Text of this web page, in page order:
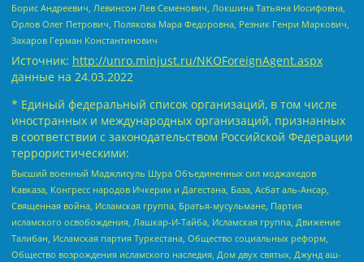
Борис Андреевич, Левинсон Лев Семенович, Локшина Татьяна Иосифовна,
Орлов Олег Петрович, Полякова Мара Федоровна, Резник Генри Маркович,
Захаров Герман Константинович
Источник: http://unro.minjust.ru/NKOForeignAgent.aspx
данные на 24.03.2022
* Единый федеральный список организаций, в том числе
иностранных и международных организаций, признанных
в соответствии с законодательством Российской Федерации
террористическими:
Высший военный Маджлисуль Шура Объединенных сил моджахедов
Кавказа, Конгресс народов Ичкерии и Дагестана, База, Асбат аль-Ансар,
Священная война, Исламская группа, Братья-мусульмане, Партия
исламского освобождения, Лашкар-И-Тайба, Исламская группа, Движение
Талибан, Исламская партия Туркестана, Общество социальных реформ,
Общество возрождения исламского наследия, Дом двух святых, Джунд аш-